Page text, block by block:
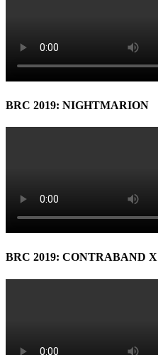
BRC 2019: NIGHTMARION
BRC 2019: CONTRABAND X